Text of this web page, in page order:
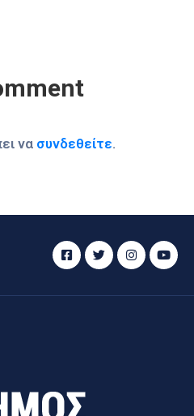
να συνδεθείτε.